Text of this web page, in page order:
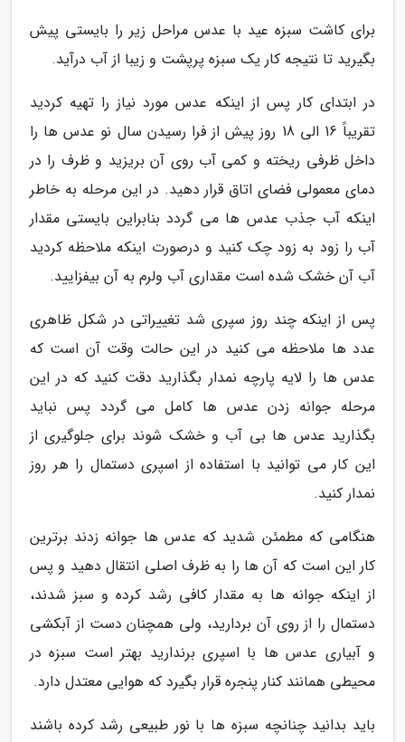
برای کاشت سبزه عید با عدس مراحل زیر را بایستی پیش
بگیرید تا نتیجه کار یک سبزه پرپشت و زیبا از آب درآید.
در ابتدای کار پس از اینکه عدس مورد نیاز را تهیه کردید
تقریباً 16 الی 18 روز پیش از فرا رسیدن سال نو عدس ها را
داخل ظرفی ریخته و کمی آب روی آن بریزید و ظرف را در
دمای معمولی فضای اتاق قرار دهید. در این مرحله به خاطر
اینکه آب جذب عدس ها می گردد بنابراین بایستی مقدار
آب را زود به زود چک کنید و درصورت اینکه ملاحظه کردید
آب آن خشک شده است مقداری آب ولرم به آن بیفزایید.
پس از اینکه چند روز سپری شد تغییراتی در شکل ظاهری
عدد ها ملاحظه می کنید در این حالت وقت آن است که
عدس ها را لایه پارچه نمدار بگذارید دقت کنید که در این
مرحله جوانه زدن عدس ها کامل می گردد پس نباید
بگذارید عدس ها بی آب و خشک شوند برای جلوگیری از
این کار می توانید با استفاده از اسپری دستمال را هر روز
نمدار کنید.
هنگامی که مطمئن شدید که عدس ها جوانه زدند برترین
کار این است که آن ها را به ظرف اصلی انتقال دهید و پس
از اینکه جوانه ها به مقدار کافی رشد کرده و سبز شدند،
دستمال را از روی آن بردارید، ولی همچنان دست از آبکشی
و آبیاری عدس ها با اسپری برندارید بهتر است سبزه در
محیطی همانند کنار پنجره قرار بگیرد که هوایی معتدل دارد.
باید بدانید چنانچه سبزه ها با نور طبیعی رشد کرده باشند